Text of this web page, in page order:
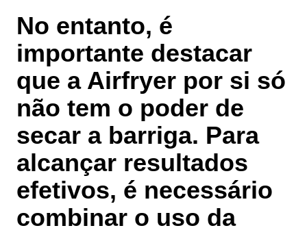
No entanto, é
importante destacar
que a Airfryer por si só
não tem o poder de
secar a barriga. Para
alcançar resultados
efetivos, é necessário
combinar o uso da